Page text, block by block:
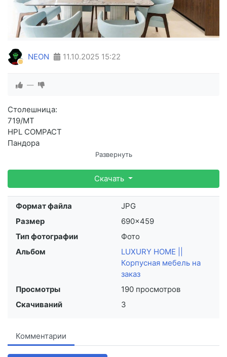
NEON 11.10.2025 15:22
—
Столешница:
719/MT
HPL COMPACT
Пандора
3017 Таймлес Грей (Supramat)
Развернуть
Скачать
Формат файла
JPG
Размер
690×459
Тип фотографии
Фото
Альбом
LUXURY HOME ||
Корпусная мебель на
заказ
Просмотры
190 просмотров
Скачиваний
3
Комментарии